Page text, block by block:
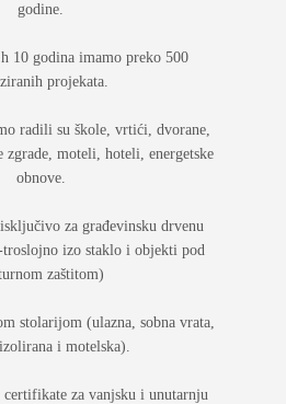
godine.
10 godina imamo preko 500
projekata.
radili su škole, vrtići, dvorane,
zgrade, moteli, hoteli, energetske
obnove.
za građevinsku drvenu
izo staklo i objekti pod
zaštitom)
stolarijom (ulazna, sobna vrata,
i motelska).
certifikate za vanjsku i unutarnju